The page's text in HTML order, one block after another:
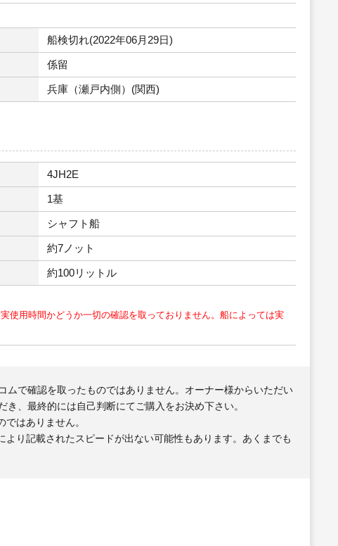
船検切れ(2022年06月29日)
係留
兵庫（瀬戸内側）(関西)
4JH2E
1基
シャフト船
約7ノット
約100リットル
使用時間かどうか一切の確認を取っておりません。船によっては実
で確認を取ったものではありません。オーナー様からいただい
、最終的には自己判断にてご購入をお決め下さい。
はありません。
り記載されたスピードが出ない可能性もあります。あくまでも